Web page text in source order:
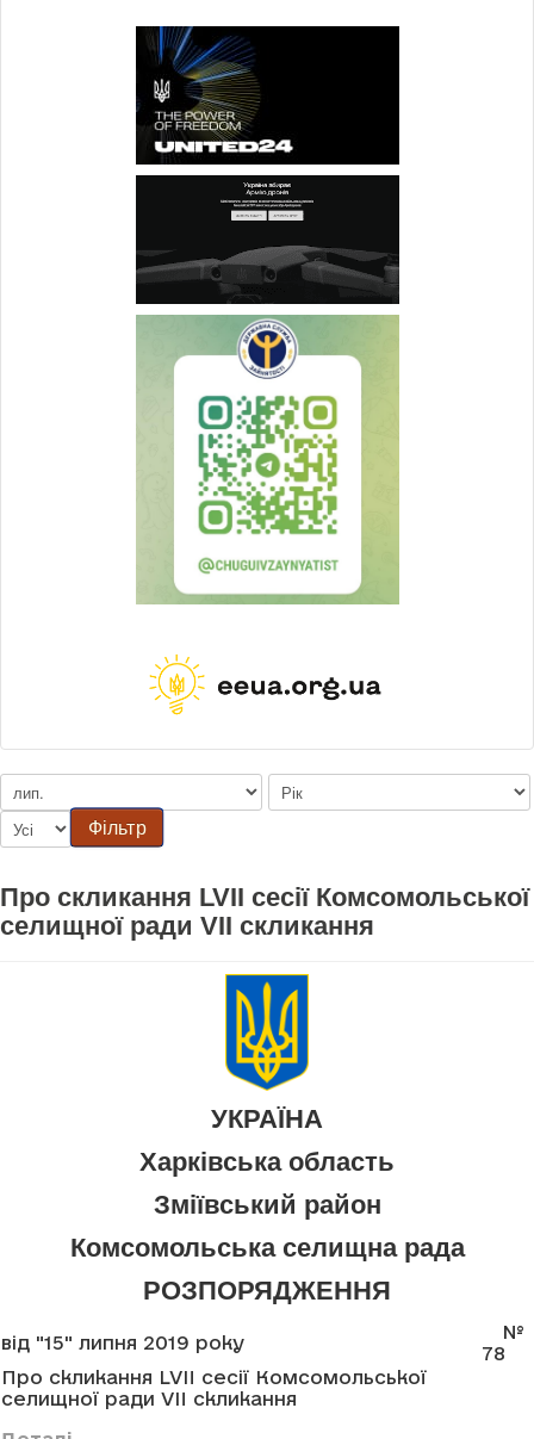
Фільтр
Про скликання LVII сесії Комсомольської
селищної ради VII скликання
УКРАЇНА
Харківська область
Зміївський район
Комсомольська селищна рада
РОЗПОРЯДЖЕННЯ
від "15" липня 2019 року
№
78
Про скликання LVII сесії Комсомольської
селищної ради VII скликання